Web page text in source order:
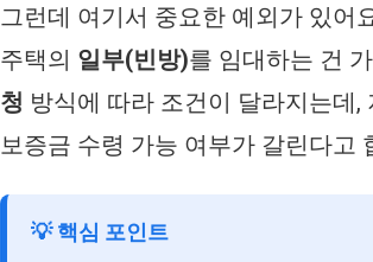
그런데 여기서 중요한 예외가 있어
주택의 일부(빈방)를 임대하는 건
청 방식에 따라 조건이 달라지는데
보증금 수령 가능 여부가 갈린다고
💡 핵심 포인트